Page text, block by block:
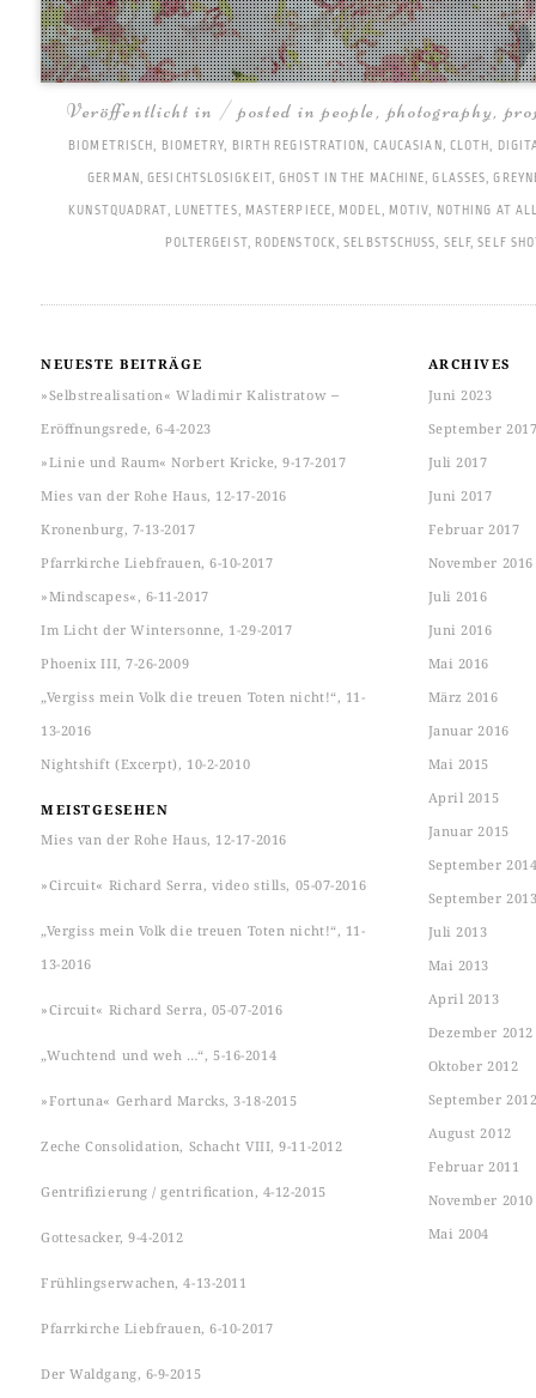
Veröffentlicht in / posted in people, photography,
BIOMETRISCH, BIOMETRY, BIRTH REGISTRATION, CAUCASIAN, CLOTH,
GERMAN,GESICHTSLOSIGKEIT ,GHOST IN THE MACHINE,GLASSES,
KUNSTQUADRAT , LUNETTES, MASTERPIECE, MODEL, MOTIV, NOTHING AT
POLTERGEIST , RODENSTOCK,SELBSTSCHUSS , SELF,SELF
NEUESTE BEITRÄGE
»Selbstrealisation« Wladimir Kalistratow ‒
Eröffnungsrede, 6-4-2023
»Linie und Raum« Norbert Kricke, 9-17-2017
Mies van der Rohe Haus, 12-17-2016
Kronenburg, 7-13-2017
Pfarrkirche Liebfrauen, 6-10-2017
»Mindscapes«, 6-11-2017
Im Licht der Wintersonne, 1-29-2017
Phoenix III, 7-26-2009
„Vergiss mein Volk die treuen Toten nicht!“, 11-
13-2016
Nightshift (Excerpt), 10-2-2010
MEISTGESEHEN
Mies van der Rohe Haus, 12-17-2016
»Circuit« Richard Serra, video stills, 05-07-2016
„Vergiss mein Volk die treuen Toten nicht!“, 11-
13-2016
»Circuit« Richard Serra, 05-07-2016
„Wuchtend und weh …“, 5-16-2014
»Fortuna« Gerhard Marcks, 3-18-2015
Zeche Consolidation, Schacht VIII, 9-11-2012
Gentrifizierung / gentrification, 4-12-2015
Gottesacker, 9-4-2012
Frühlingserwachen, 4-13-2011
Pfarrkirche Liebfrauen, 6-10-2017
Der Waldgang, 6-9-2015
ARCHIVES
Juni 2023
September
Juli 2017
Juni 2017
Februar 2017
November 2016
Juli 2016
Juni 2016
Mai 2016
März 2016
Januar 2016
Mai 2015
April 2015
Januar 2015
September
September
Juli 2013
Mai 2013
April 2013
Dezember 2012
Oktober 2012
September
August 2012
Februar 2011
November 2010
Mai 2004